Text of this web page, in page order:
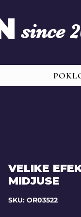
since
VELIKE
MIDJUSE
SKU: OR03522